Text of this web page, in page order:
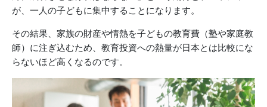
が、一人の子どもに集中することになります。
その結果、家族の財産や情熱を子どもの教育費（塾や家庭教
師）に注ぎ込むため、教育投資への熱量が日本とは比較にな
らないほど高くなるのです。